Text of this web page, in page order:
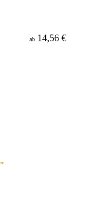
ab 14,56 €